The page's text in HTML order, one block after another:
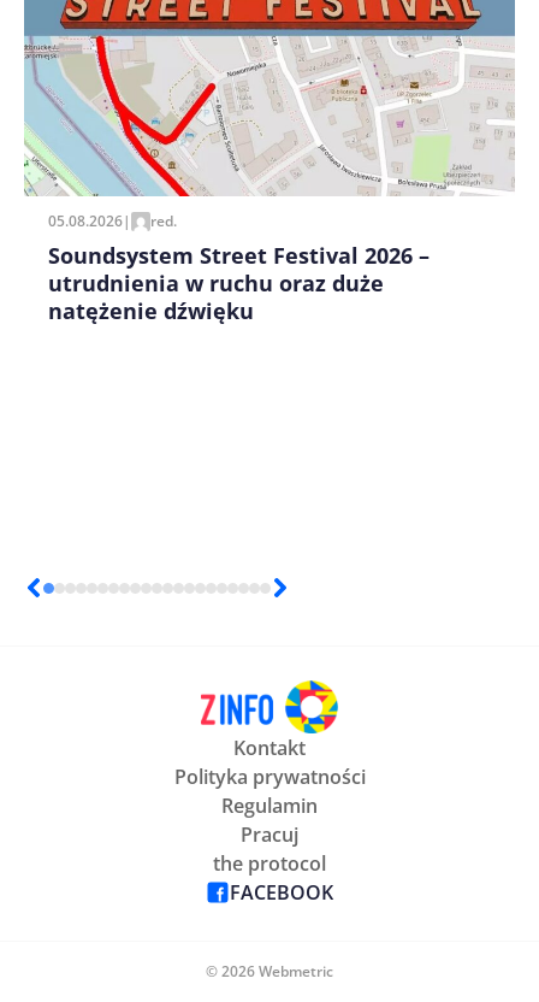
Zapamiętaj moje dane w tej przeglądarce podczas
pisania kolejnych komentarzy.
05.08.2026| red.
Soundsystem Street Festival 2026 –
utrudnienia w ruchu oraz duże
natężenie dźwięku
Kontakt
Polityka prywatności
Regulamin
Pracuj
the protocol
FACEBOOK
© 2026 Webmetric